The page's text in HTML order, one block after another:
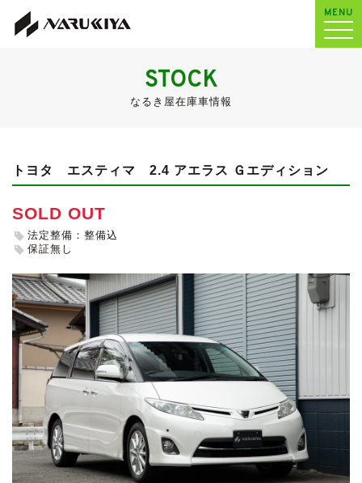
MENU
STOCK
なるき屋在庫車情報
トヨタ エスティマ 2.4 アエラス Ｇエディション
SOLD OUT
法定整備：整備込
保証無し